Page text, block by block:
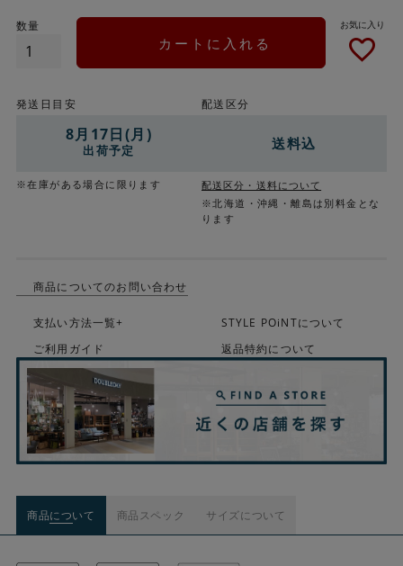
カートに入れる
発送日目安
8月17日(月)
出荷予定
※在庫がある場合に限ります
配送区分
送料込
配送区分・送料について
※北海道・沖縄・離島は別料金とな
ります
商品についてのお問い合わせ
支払い方法一覧+
STYLE POiNTについて
ご利用ガイド
返品特約について
商品について 商品スペック サイズについて